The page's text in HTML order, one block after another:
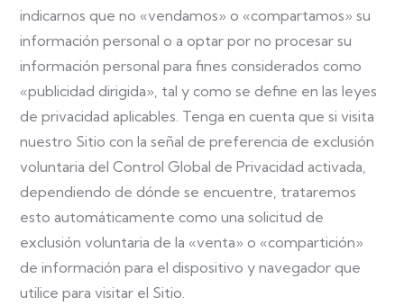
indicarnos que no «vendamos» o «compartamos» su
información personal o a optar por no procesar su
información personal para fines considerados como
«publicidad dirigida», tal y como se define en las leyes
de privacidad aplicables. Tenga en cuenta que si visita
nuestro Sitio con la señal de preferencia de exclusión
voluntaria del Control Global de Privacidad activada,
dependiendo de dónde se encuentre, trataremos
esto automáticamente como una solicitud de
exclusión voluntaria de la «venta» o «compartición»
de información para el dispositivo y navegador que
utilice para visitar el Sitio.